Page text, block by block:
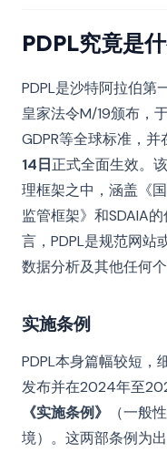
PDPL究竟是
PDPL是沙特阿拉伯第
皇家法令M/19颁布，
GDPR等全球标准，
14日正式全面生效。
理框架之中，涵盖《
监管框架》和SDAIA
言，PDPL是规范网站
数据分析及其他任何
实施条例
PDPL本身篇幅较短，
发布并在2024年至
《实施条例》
（一般
境）。这两部条例为